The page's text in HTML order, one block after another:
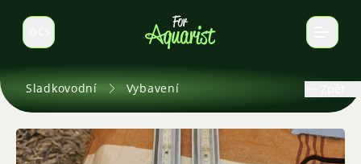
Select language
Sladkovodní Vybavení